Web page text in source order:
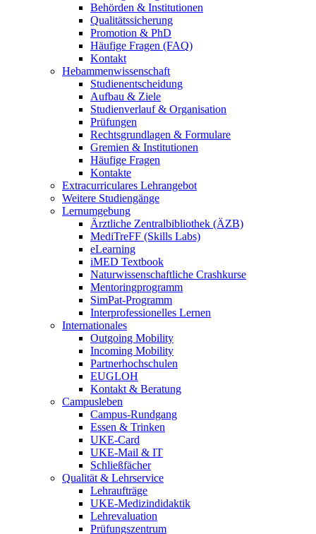
Behörden & Institutionen
Qualitätssicherung
Promotion & PhD
Häufige Fragen (FAQ)
Kontakt
Hebammenwissenschaft
Studienentscheidung
Aufbau & Ziele
Studienverlauf & Organisation
Prüfungen
Rechtsgrundlagen & Formulare
Gremien & Institutionen
Häufige Fragen
Kontakte
Extracurriculares Lehrangebot
Weitere Studiengänge
Lernumgebung
Ärztliche Zentralbibliothek (ÄZB)
MediTreFF (Skills Labs)
eLearning
iMED Textbook
Naturwissenschaftliche Crashkurse
Mentoringprogramm
SimPat-Programm
Interprofessionelles Lernen
Internationales
Outgoing Mobility
Incoming Mobility
Partnerhochschulen
EUGLOH
Kontakt & Beratung
Campusleben
Campus-Rundgang
Essen & Trinken
UKE-Card
UKE-Mail & IT
Schließfächer
Qualität & Lehrservice
Lehraufträge
UKE-Medizindidaktik
Lehrevaluation
Prüfungszentrum